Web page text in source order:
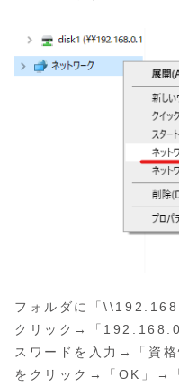
フォルダに「
クリック→「
スワードを入力→「資
をクリック→「OK」→